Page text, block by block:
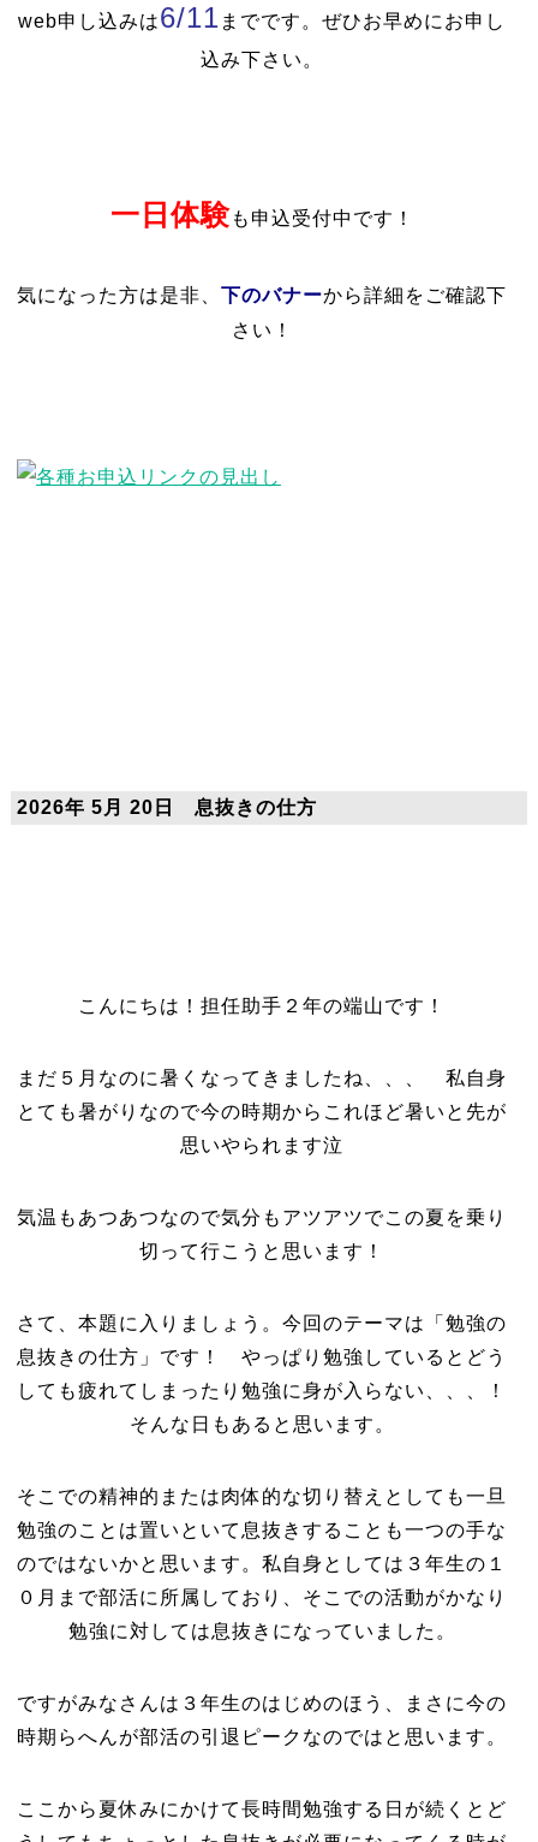
web申し込みは6/11 までです。ぜひお早めにお申し
込み下さい。
一日体験も申込受付中です！
気になった方は是非、下のバナーから詳細をご確認下
さい！
2026年 5月 20日 息抜きの仕方
こんにちは！担任助手２年の端山です！
まだ５月なのに暑くなってきましたね、、、 私自身
とても暑がりなので今の時期からこれほど暑いと先が
思いやられます泣
気温もあつあつなので気分もアツアツでこの夏を乗り
切って行こうと思います！
さて、本題に入りましょう。今回のテーマは「勉強の
息抜きの仕方」です！ やっぱり勉強しているとどう
しても疲れてしまったり勉強に身が入らない、、、！
そんな日もあると思います。
そこでの精神的または肉体的な切り替えとしても一旦
勉強のことは置いといて息抜きすることも一つの手な
のではないかと思います。私自身としては３年生の１
０月まで部活に所属しており、そこでの活動がかなり
勉強に対しては息抜きになっていました。
ですがみなさんは３年生のはじめのほう、まさに今の
時期らへんが部活の引退ピークなのではと思います。
ここから夏休みにかけて長時間勉強する日が続くとど